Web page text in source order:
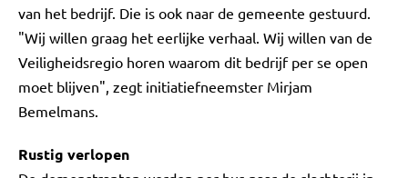
van het bedrijf. Die is ook naar de gemeente gestuurd.
"Wij willen graag het eerlijke verhaal. Wij willen van de
Veiligheidsregio horen waarom dit bedrijf per se open
moet blijven", zegt initiatiefneemster Mirjam
Bemelmans.
Rustig verlopen